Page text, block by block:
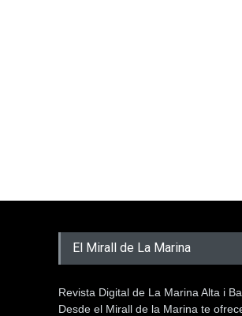
El Mirall de La Marina
Revista Digital de La Marina Alta i
Desde el Mirall de la Marina te